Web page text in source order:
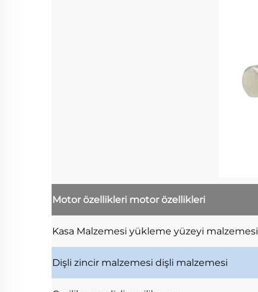
Motor özellikleri motor özellikleri
Kasa Malzemesi yükleme yüzeyi malzemesi
Dişli zincir malzemesi dişli malzemesi